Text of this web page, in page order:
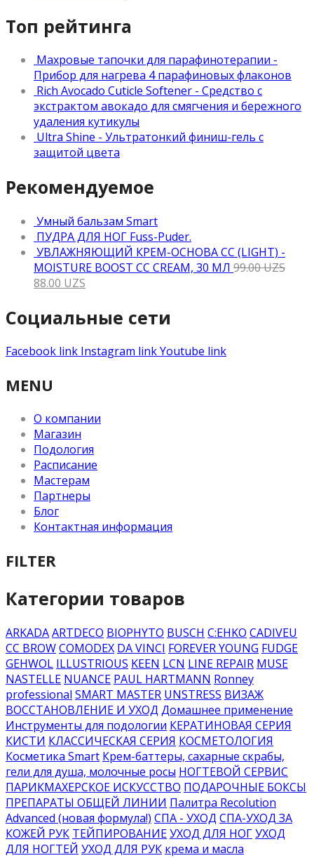
Топ рейтинга
Махровые тапочки для парафинотерапии -
Прибор для нагрева 4 парафиновых флаконов
Rich Avocado Cuticle Softener - Средство с
экстрактом авокадо для смягчения и бережного
удаления кутикулы
Ultra Shine - Ультратонкий финиш-гель с
защитой цвета
Рекомендуемое
Умный бальзам Smart
ПУДРА ДЛЯ НОГ Fuss-Puder.
УВЛАЖНЯЮЩИЙ КРЕМ-ОСНОВА CC (LIGHT) -
MOISTURE BOOST CC CREAM, 30 МЛ 99.00UZS
88.00 UZS
Социальные сети
Facebook link Instagram linkYoutube link
MENU
О компании
Магазин
Подология
Расписание
Мастерам
Партнеры
Блог
Контактная информация
FILTER
Категории товаров
ARKADAARTDECO BIOPHYTO BUSCH C:EHKO CADIVEU
CC BROWCOMODEX DA VINCI FOREVER YOUNG FUDGE
GEHWOL ILLUSTRIOUS KEEN LCN LINE REPAIR MUSE
NASTELLE NUANCE PAUL HARTMANN Ronney
professional SMART MASTER UNSTRESS ВИЗАЖ
ВОССТАНОВЛЕНИЕ И УХОД Домашнее применение
Инструменты для подологии КЕРАТИНОВАЯ СЕРИЯ
КИСТИ КЛАССИЧЕСКАЯ СЕРИЯ КОСМЕТОЛОГИЯ
Косметика Smart Крем-баттеры, сахарные скрабы,
гели для душа, молочные росы НОГТЕВОЙ СЕРВИС
ПАРИКМАХЕРСКОЕ ИСКУССТВО ПОДАРОЧНЫЕ БОКСЫ
ПРЕПАРАТЫ ОБЩЕЙ ЛИНИИ Палитра Recolution
Advanced (новая формула!) СПА - УХОД СПА-УХОД ЗА
КОЖЕЙ РУК ТЕЙПИРОВАНИЕУХОД ДЛЯ НОГУХОД
ДЛЯ НОГТЕЙ УХОД ДЛЯ РУК крема и масла